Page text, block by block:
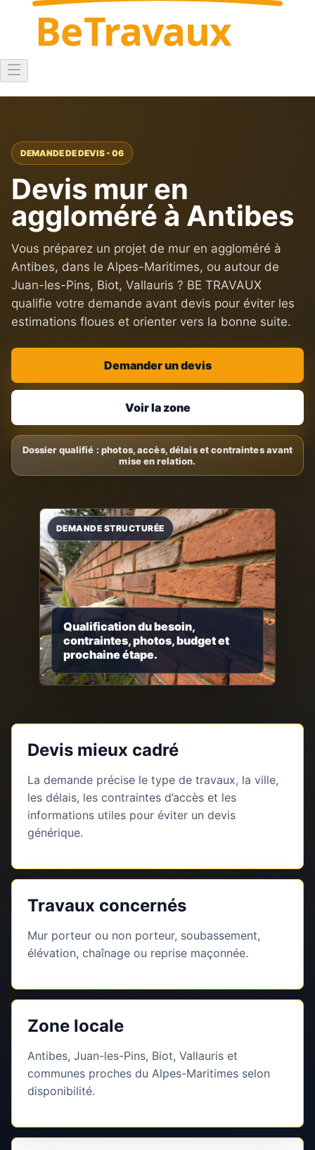
BeTravaux
DEMANDE DE DEVIS - 06
Devis mur en
aggloméré à Antibes
Vous préparez un projet de mur en aggloméré à
Antibes, dans le Alpes-Maritimes, ou autour de
Juan-les-Pins, Biot, Vallauris ? BE TRAVAUX
qualifie votre demande avant devis pour éviter les
estimations floues et orienter vers la bonne suite.
Demander un devis
Voir la zone
Qualification du besoin,
contraintes, photos, budget et
prochaine étape.
Devis mieux cadré
La demande précise le type de travaux, la ville,
les délais, les contraintes d’accès et les
informations utiles pour éviter un devis
générique.
Travaux concernés
Mur porteur ou non porteur, soubassement,
élévation, chaînage ou reprise maçonnée.
Zone locale
Antibes, Juan-les-Pins, Biot, Vallauris et
communes proches du Alpes-Maritimes selon
disponibilité.